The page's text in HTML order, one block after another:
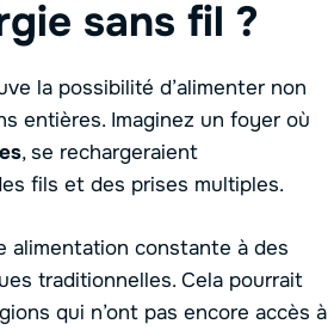
sans fil ?
la possibilité d’alimenter non
entières. Imaginez un foyer où
, se rechargeraient
fils et des prises multiples.
alimentation constante à des
traditionnelles. Cela pourrait
qui n’ont pas encore accès à